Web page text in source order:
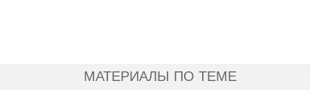
МАТЕРИАЛЫ ПО ТЕМЕ